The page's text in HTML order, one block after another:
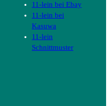
11-lein bei Ebay
11-lein bei
Kasuwa
11-lein
Schnittmuster